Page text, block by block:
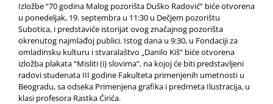
Izložbe “70 godina Malog pozorišta Duško Radović” biće otvorena
u ponedeljak, 19. septembra u 11:30 u Dečjem pozorištu
Subotica, i predstaviće istorijat ovog značajnog pozorišta
okrenutog najmlađoj publici. Istog dana u 9:30, u Fondaciji za
omladinsku kulturu i stvaralaštvo „Danilo Kiš“ biće otvorena
izložba plakata “Misliti (i) slovima”, na kojoj će biti predstavljeni
radovi studenata III godine Fakulteta primenjenih umetnosti u
Beogradu, sa odseka Primenjena grafika i predmeta Ilustracija, u
klasi profesora Rastka Ćirića.